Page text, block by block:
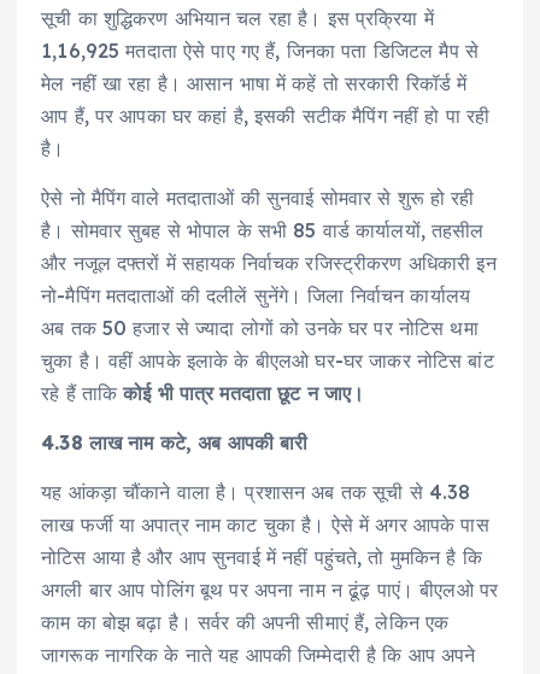
सूची का शुद्धिकरण अभियान चल रहा है। इस प्रक्रिया में
1,16,925 मतदाता ऐसे पाए गए हैं, जिनका पता डिजिटल मैप से
मेल नहीं खा रहा है। आसान भाषा में कहें तो सरकारी रिकॉर्ड में
आप हैं, पर आपका घर कहां है, इसकी सटीक मैपिंग नहीं हो पा रही
है।
ऐसे नो मैपिंग वाले मतदाताओं की सुनवाई सोमवार से शुरू हो रही
है। सोमवार सुबह से भोपाल के सभी 85 वार्ड कार्यालयों, तहसील
और नजूल दफ्तरों में सहायक निर्वाचक रजिस्ट्रीकरण अधिकारी इन
नो-मैपिंग मतदाताओं की दलीलें सुनेंगे। जिला निर्वाचन कार्यालय
अब तक 50 हजार से ज्यादा लोगों को उनके घर पर नोटिस थमा
चुका है। वहीं आपके इलाके के बीएलओ घर-घर जाकर नोटिस बांट
रहे हैं ताकिकोई भी पात्र मतदाता छूट न जाए।
4.38 लाख नाम कटे, अब आपकी बारी
यह आंकड़ा चौंकाने वाला है। प्रशासन अब तक सूची से 4.38
लाख फर्जी या अपात्र नाम काट चुका है। ऐसे में अगर आपके पास
नोटिस आया है और आप सुनवाई में नहीं पहुंचते, तो मुमकिन है कि
अगली बार आप पोलिंग बूथ पर अपना नाम न ढूंढ़ पाएं। बीएलओ पर
काम का बोझ बढ़ा है। सर्वर की अपनी सीमाएं हैं, लेकिन एक
जागरूक नागरिक के नाते यह आपकी जिम्मेदारी है कि आप अपने